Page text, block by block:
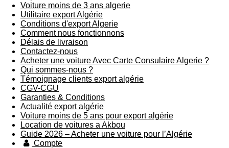
Voiture moins de 3 ans algerie
Utilitaire export Algérie
Conditions d'export Algerie
Comment nous fonctionnons
Délais de livraison
Contactez-nous
Acheter une voiture Avec Carte Consulaire Algerie ?
Qui sommes-nous ?
Témoignage clients export algérie
CGV-CGU
Garanties & Conditions
Actualité export algérie
Voiture moins de 5 ans pour export algérie
Location de voitures a Akbou
Guide 2026 – Acheter une voiture pour l’Algérie
Compte